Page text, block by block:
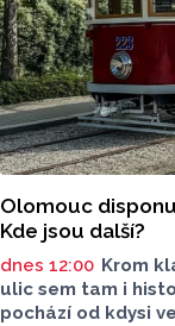
Olomouc
Kde jsou další?
dnes 12:00 Krom
ulic sem tam i
pochází od kdysi